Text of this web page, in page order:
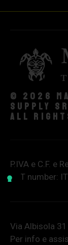
© 2026
supply
All
P.IVA e C.F. e
VAT number:
Via Albisola
Per info e